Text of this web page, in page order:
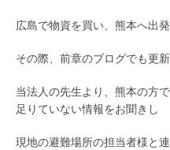
広島で物資を買い、熊本へ出発
その際、前章のブログでも更
当法人の先生より、熊本の方
足りていない情報をお聞きし
現地の避難場所の担当者様と